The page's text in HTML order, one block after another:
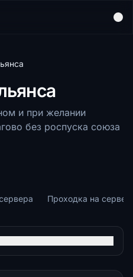
и при желании
без роспуска союза
Проходка на сервер